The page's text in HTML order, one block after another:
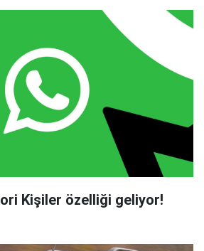
Kişiler özelliği geliyor!